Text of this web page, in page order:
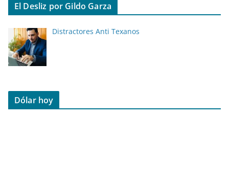
El Desliz por Gildo Garza
Distractores Anti Texanos
Dólar hoy